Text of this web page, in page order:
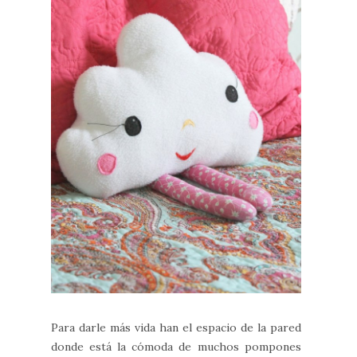
Para darle más vida han el espacio de la pared
donde está la cómoda de muchos pompones